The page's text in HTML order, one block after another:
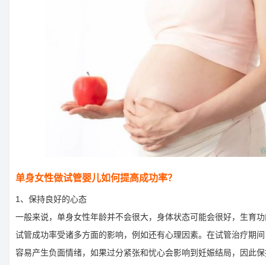
单身女性做试管婴儿如何提高成功率？
1、保持良好的心态
一般来说，单身女性年龄并不会很大，身体状态可能会很好，生育
试管成功率受诸多方面的影响，例如还有心理因素。在试管治疗期
容易产生负面情绪，如果过分紧张和忧心会影响到妊娠结局，因此